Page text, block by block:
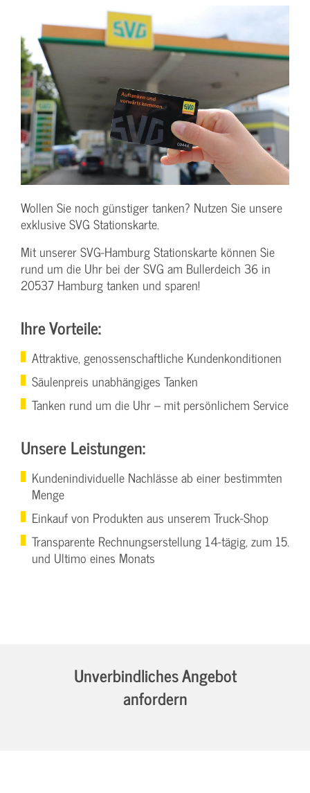
Wollen Sie noch günstiger tanken? Nutzen Sie unsere
exklusive SVG Stationskarte.
Mit unserer SVG-Hamburg Stationskarte können Sie
rund um die Uhr bei der SVG am Bullerdeich 36 in
20537 Hamburg tanken und sparen!
Ihre Vorteile:
Attraktive, genossenschaftliche Kundenkonditionen
Säulenpreis unabhängiges Tanken
Tanken rund um die Uhr – mit persönlichem Service
Unsere Leistungen:
Kundenindividuelle Nachlässe ab einer bestimmten
Menge
Einkauf von Produkten aus unserem Truck-Shop
Transparente Rechnungserstellung 14-tägig, zum 15.
und Ultimo eines Monats
Unverbindliches Angebot
anfordern